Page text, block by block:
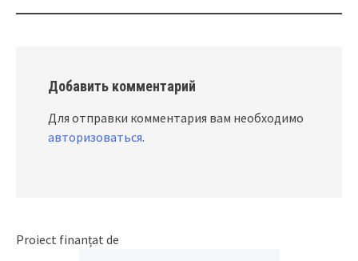
Добавить комментарий
Для отправки комментария вам необходимо
авторизоваться.
Proiect finanțat de